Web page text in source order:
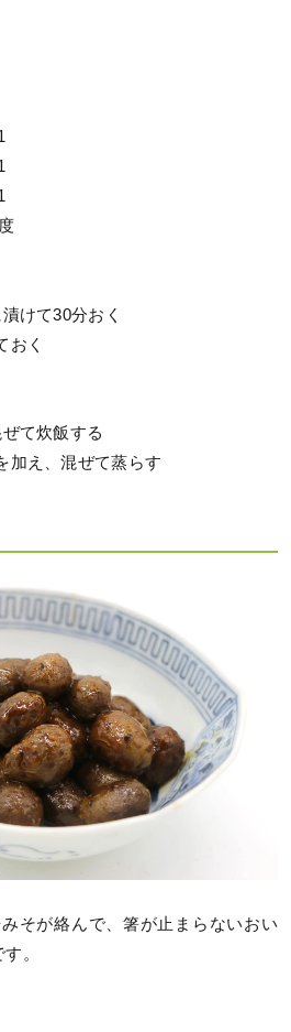
けて30分おく
おく
て炊飯する
加え、混ぜて蒸らす
そが絡んで、箸が止まらないおい
。